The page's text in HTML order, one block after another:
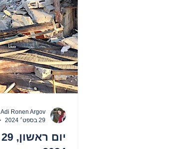
Adi Ronen Argov
29 בספט׳ 2024